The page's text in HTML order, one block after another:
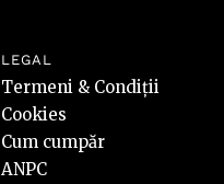
LEGAL
Termeni & Condiții
Cookies
Cum cumpăr
ANPC